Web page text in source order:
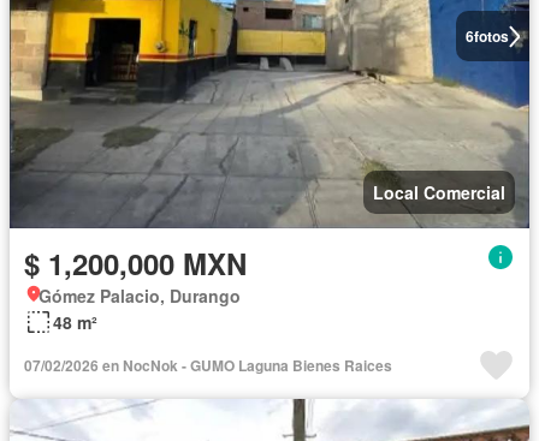
6fotos
Local Comercial
$ 1,200,000 MXN
Gómez Palacio, Durango
48 m²
07/02/2026 en NocNok - GUMO Laguna Bienes Raices